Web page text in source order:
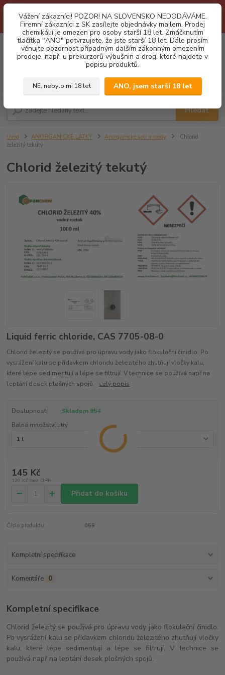
je neustálé porušování obchodních podmínek. Firemní zájemci o naše
produkty z SK zasílejte objednávky mailovou cestou. Děkujeme!
Vážení zákazníci! POZOR! NA SLOVENSKO NEDODÁVÁME.
Firemní zákazníci z SK zasílejte objednávky mailem. Prodej
chemikálií je omezen pro osoby starší 18 let. Zmáčknutím
tlačítka "ANO" potvrzujete, že jste starší 18 let. Dále prosím
věnujte pozornost případným dalším zákonným omezením
prodeje, např. u prekurzorů výbušnin a drog, které najdete v
popisu produktů.
NE, nebylo mi 18 let ANO, jsem starší 18 let
Menu
CZK
Hledat
0
za0,00 Kč
Úvod ANORGANICKÉ LÁTKY Anorganické soli a oxidy
Chlorid
železitý tekutý
Chlorid železitý tekutý
Liquid ferric chloride, CAS 7705-08-0
Chlorid železitý se používá pro úpravu vody jako flokulační činidlo. Po
vysrážení kalu se přídavkem chloridu železitého zhutňují vločky kalu,
které lépe sedimentují a lépe se filtrují. V technice se používá např na
leptání desek plošných spojů. celý popis
Dostupnost
Skladem 954
Balná množství litry
145 Kč
120 Kč bez DPH
Přidat do košíku
Číslo produktu: 059
Kompletní specifikace
Komentáře 0
Kompletní specifikace
Chlorid železitý se používá pro úpravu vody jako flokulační činidlo.
Po vysrážení kalu se přídavkem chloridu železitého zhutňují vločky
kalu, které lépe sedimentují a lépe se filtrují. V technice se
používá např na leptání desek plošných spojů.